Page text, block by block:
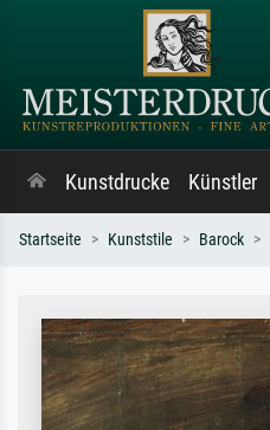
Kunstdrucke Künstler
Startseite Kunststile Barock